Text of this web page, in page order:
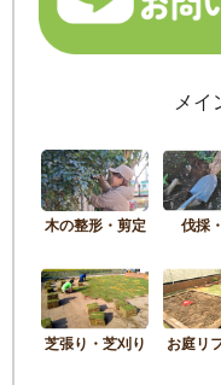
メイ
木の整形・剪定 伐採
芝張り・芝刈り お庭リ